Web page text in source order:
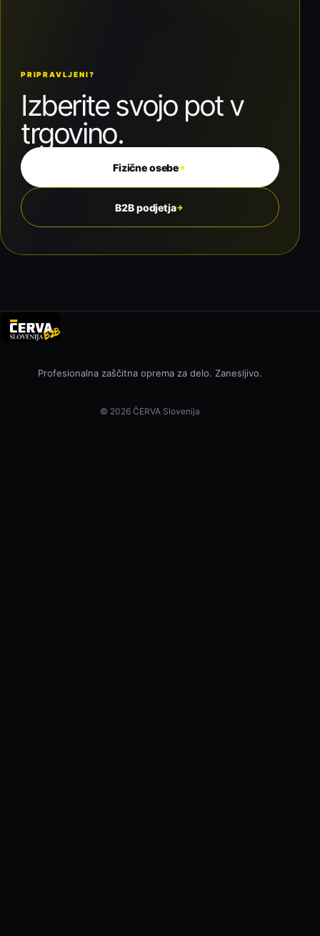
PRIPRAVLJENI?
Izberite svojo pot v
trgovino.
Fizične osebe→
B2B podjetja→
Profesionalna zaščitna oprema za delo. Zanesljivo.
© 2026 ČERVA Slovenija